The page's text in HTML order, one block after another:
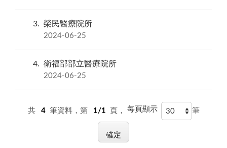
3 榮民醫療院所
2024-06-25
4 衛福部部立醫療院所
2024-06-25
共 4 筆資料，第 1/1 頁， 每頁顯示 筆